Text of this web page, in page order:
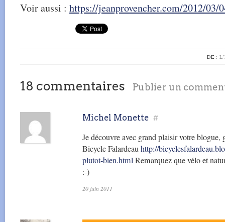
Voir aussi : https://jeanprovencher.com/2012/
DE :
18 commentaires Publier un
Michel Monette #
Je découvre avec grand plaisir votre blogue,
Bicycle Falardeauhttp://
plutot-bien.htmlRemarquez que vélo et
:-)
20 juin 2011